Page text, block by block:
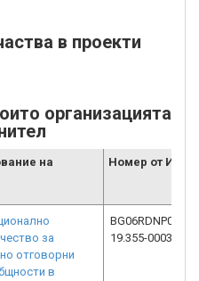
в проекти
организацията
на
Номер от ИСУН
за
отговорни
в
BG06RDNP001-
19.355-0003-C05